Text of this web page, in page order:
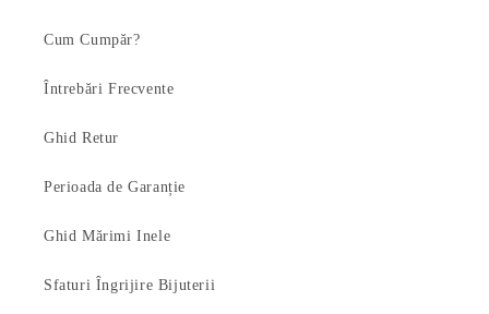
Cum Cumpăr?
Întrebări Frecvente
Ghid Retur
Perioada de Garanție
Ghid Mărimi Inele
Sfaturi Îngrijire Bijuterii